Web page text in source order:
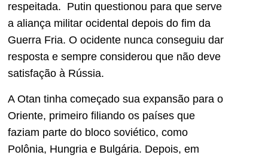
respeitada. Putin questionou para que serve
a aliança militar ocidental depois do fim da
Guerra Fria. O ocidente nunca conseguiu dar
resposta e sempre considerou que não deve
satisfação à Rússia.
A Otan tinha começado sua expansão para o
Oriente, primeiro filiando os países que
faziam parte do bloco soviético, como
Polônia, Hungria e Bulgária. Depois, em